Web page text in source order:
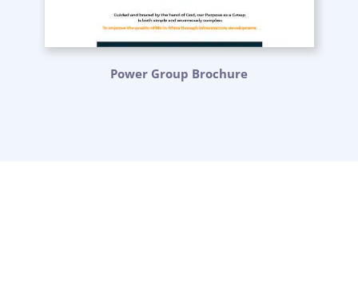
Power Group Brochure